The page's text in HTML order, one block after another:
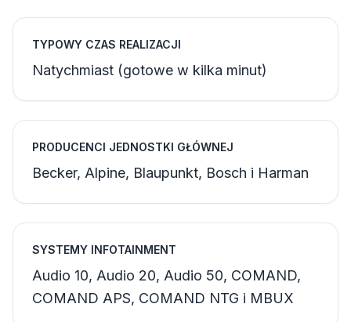
TYPOWY CZAS REALIZACJI
Natychmiast (gotowe w kilka minut)
PRODUCENCI JEDNOSTKI GŁÓWNEJ
Becker, Alpine, Blaupunkt, Bosch i Harman
SYSTEMY INFOTAINMENT
Audio 10, Audio 20, Audio 50, COMAND,
COMAND APS, COMAND NTG i MBUX